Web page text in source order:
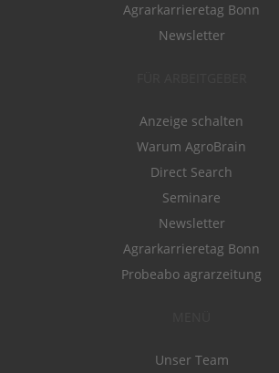
Agrarkarrieretag Bonn
Newsletter
Anzeige schalten
Warum AgroBrain
Direct Search
Seminare
Newsletter
Agrarkarrieretag Bonn
Probeabo agrarzeitung
Unser Team